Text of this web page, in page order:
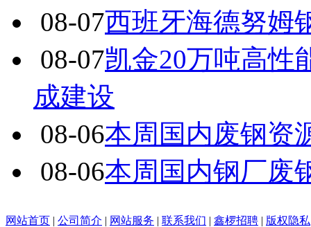
08-07西班牙海德努姆
08-07凯金20万吨高性
成建设
08-06本周国内废钢资
08-06本周国内钢厂废
网站首页 | 公司简介 | 网站服务 | 联系我们 | 鑫椤招聘 | 版权隐私